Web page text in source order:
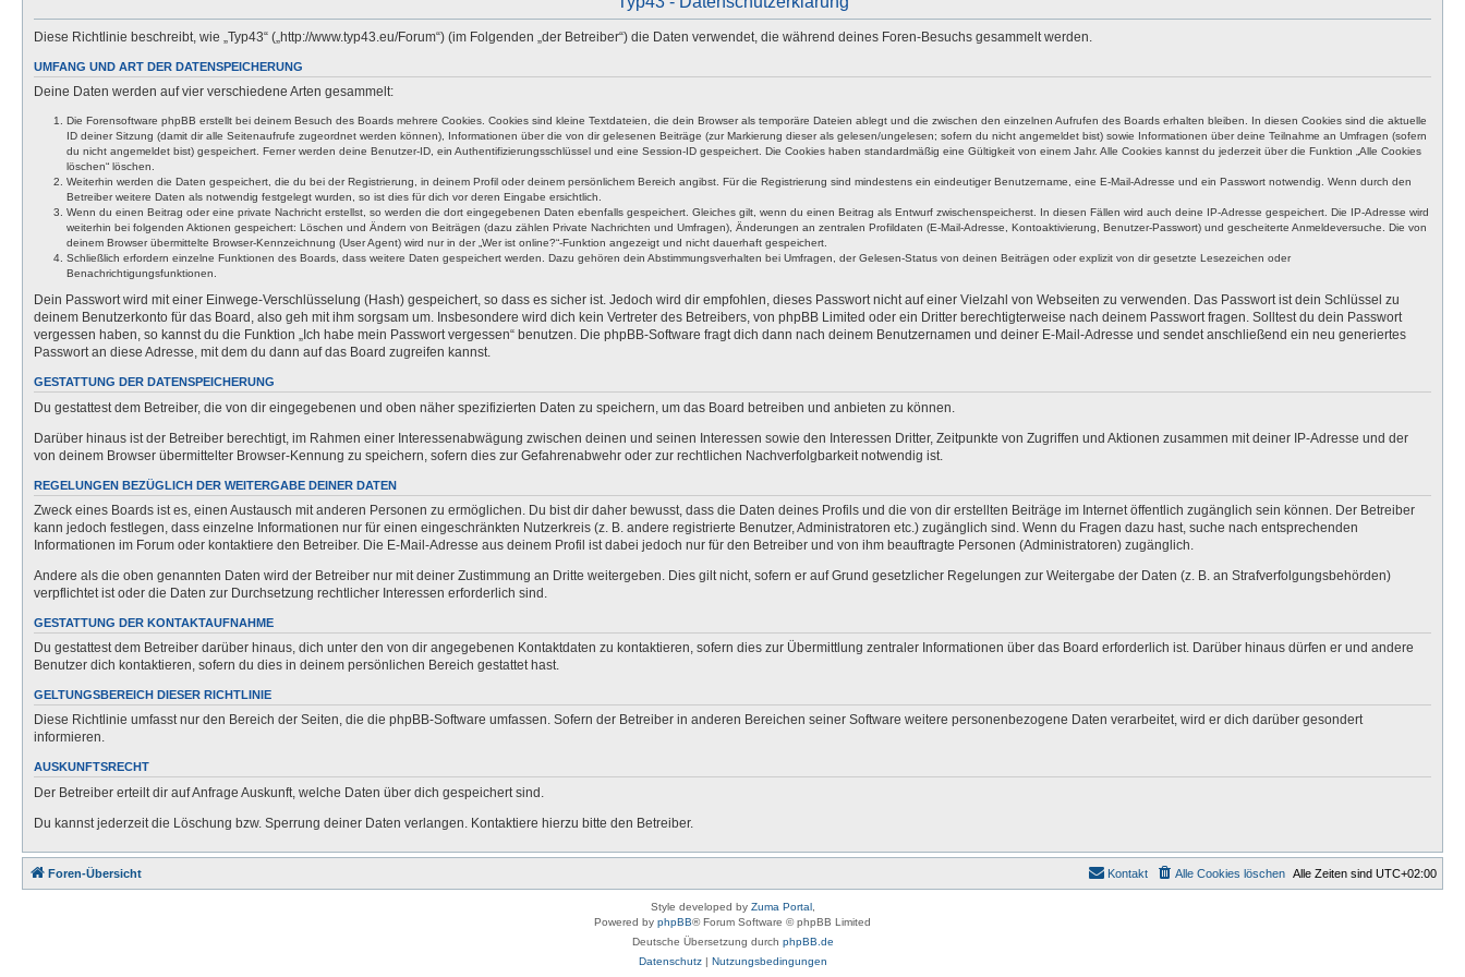
Diese Richtlinie beschreibt, wie „Typ43“ („http://www.typ43.eu/Forum“) (im Folgenden „der Betreiber“) die Daten verwendet, die während deines Foren-Besuchs gesammelt werden.
UMFANG UND ART DER DATENSPEICHERUNG
Deine Daten werden auf vier verschiedene Arten gesammelt:
Die Forensoftware phpBB erstellt bei deinem Besuch des Boards mehrere Cookies. Cookies sind kleine Textdateien, die dein Browser als temporäre Dateien ablegt und die zwischen den einzelnen Aufrufen des Boards erhalten bleiben. In diesen Cookies sind die aktuelle
ID deiner Sitzung (damit dir alle Seitenaufrufe zugeordnet werden können), Informationen über die von dir gelesenen Beiträge (zur Markierung dieser als gelesen/ungelesen; sofern du nicht angemeldet bist) sowie Informationen über deine Teilnahme an Umfragen (sofern
du nicht angemeldet bist) gespeichert. Ferner werden deine Benutzer-ID, ein Authentifizierungsschlüssel und eine Session-ID gespeichert. Die Cookies haben standardmäßig eine Gültigkeit von einem Jahr. Alle Cookies kannst du jederzeit über die Funktion „Alle Cookies
löschen“ löschen.
Weiterhin werden die Daten gespeichert, die du bei der Registrierung, in deinem Profil oder deinem persönlichem Bereich angibst. Für die Registrierung sind mindestens ein eindeutiger Benutzername, eine E-Mail-Adresse und ein Passwort notwendig. Wenn durch den
Betreiber weitere Daten als notwendig festgelegt wurden, so ist dies für dich vor deren Eingabe ersichtlich.
Wenn du einen Beitrag oder eine private Nachricht erstellst, so werden die dort eingegebenen Daten ebenfalls gespeichert. Gleiches gilt, wenn du einen Beitrag als Entwurf zwischenspeicherst. In diesen Fällen wird auch deine IP-Adresse gespeichert. Die IP-Adresse wird
weiterhin bei folgenden Aktionen gespeichert: Löschen und Ändern von Beiträgen (dazu zählen Private Nachrichten und Umfragen), Änderungen an zentralen Profildaten (E-Mail-Adresse, Kontoaktivierung, Benutzer-Passwort) und gescheiterte Anmeldeversuche. Die von
deinem Browser übermittelte Browser-Kennzeichnung (User Agent) wird nur in der „Wer ist online?“-Funktion angezeigt und nicht dauerhaft gespeichert.
Schließlich erfordern einzelne Funktionen des Boards, dass weitere Daten gespeichert werden. Dazu gehören dein Abstimmungsverhalten bei Umfragen, der Gelesen-Status von deinen Beiträgen oder explizit von dir gesetzte Lesezeichen oder
Benachrichtigungsfunktionen.
Dein Passwort wird mit einer Einwege-Verschlüsselung (Hash) gespeichert, so dass es sicher ist. Jedoch wird dir empfohlen, dieses Passwort nicht auf einer Vielzahl von Webseiten zu verwenden. Das Passwort ist dein Schlüssel zu
deinem Benutzerkonto für das Board, also geh mit ihm sorgsam um. Insbesondere wird dich kein Vertreter des Betreibers, von phpBB Limited oder ein Dritter berechtigterweise nach deinem Passwort fragen. Solltest du dein Passwort
vergessen haben, so kannst du die Funktion „Ich habe mein Passwort vergessen“ benutzen. Die phpBB-Software fragt dich dann nach deinem Benutzernamen und deiner E-Mail-Adresse und sendet anschließend ein neu generiertes
Passwort an diese Adresse, mit dem du dann auf das Board zugreifen kannst.
GESTATTUNG DER DATENSPEICHERUNG
Du gestattest dem Betreiber, die von dir eingegebenen und oben näher spezifizierten Daten zu speichern, um das Board betreiben und anbieten zu können.
Darüber hinaus ist der Betreiber berechtigt, im Rahmen einer Interessenabwägung zwischen deinen und seinen Interessen sowie den Interessen Dritter, Zeitpunkte von Zugriffen und Aktionen zusammen mit deiner IP-Adresse und der
von deinem Browser übermittelter Browser-Kennung zu speichern, sofern dies zur Gefahrenabwehr oder zur rechtlichen Nachverfolgbarkeit notwendig ist.
REGELUNGEN BEZÜGLICH DER WEITERGABE DEINER DATEN
Zweck eines Boards ist es, einen Austausch mit anderen Personen zu ermöglichen. Du bist dir daher bewusst, dass die Daten deines Profils und die von dir erstellten Beiträge im Internet öffentlich zugänglich sein können. Der Betreiber
kann jedoch festlegen, dass einzelne Informationen nur für einen eingeschränkten Nutzerkreis (z. B. andere registrierte Benutzer, Administratoren etc.) zugänglich sind. Wenn du Fragen dazu hast, suche nach entsprechenden
Informationen im Forum oder kontaktiere den Betreiber. Die E-Mail-Adresse aus deinem Profil ist dabei jedoch nur für den Betreiber und von ihm beauftragte Personen (Administratoren) zugänglich.
Andere als die oben genannten Daten wird der Betreiber nur mit deiner Zustimmung an Dritte weitergeben. Dies gilt nicht, sofern er auf Grund gesetzlicher Regelungen zur Weitergabe der Daten (z. B. an Strafverfolgungsbehörden)
verpflichtet ist oder die Daten zur Durchsetzung rechtlicher Interessen erforderlich sind.
GESTATTUNG DER KONTAKTAUFNAHME
Du gestattest dem Betreiber darüber hinaus, dich unter den von dir angegebenen Kontaktdaten zu kontaktieren, sofern dies zur Übermittlung zentraler Informationen über das Board erforderlich ist. Darüber hinaus dürfen er und andere
Benutzer dich kontaktieren, sofern du dies in deinem persönlichen Bereich gestattet hast.
GELTUNGSBEREICH DIESER RICHTLINIE
Diese Richtlinie umfasst nur den Bereich der Seiten, die die phpBB-Software umfassen. Sofern der Betreiber in anderen Bereichen seiner Software weitere personenbezogene Daten verarbeitet, wird er dich darüber gesondert
informieren.
AUSKUNFTSRECHT
Der Betreiber erteilt dir auf Anfrage Auskunft, welche Daten über dich gespeichert sind.
Du kannst jederzeit die Löschung bzw. Sperrung deiner Daten verlangen. Kontaktiere hierzu bitte den Betreiber.
Foren-Übersicht Alle Zeiten sind UTC+02:00
Alle Cookies löschen
Kontakt
Style developed by Zuma Portal,
Powered by phpBB® Forum Software © phpBB Limited
Deutsche Übersetzung durch phpBB.de
Datenschutz| Nutzungsbedingungen